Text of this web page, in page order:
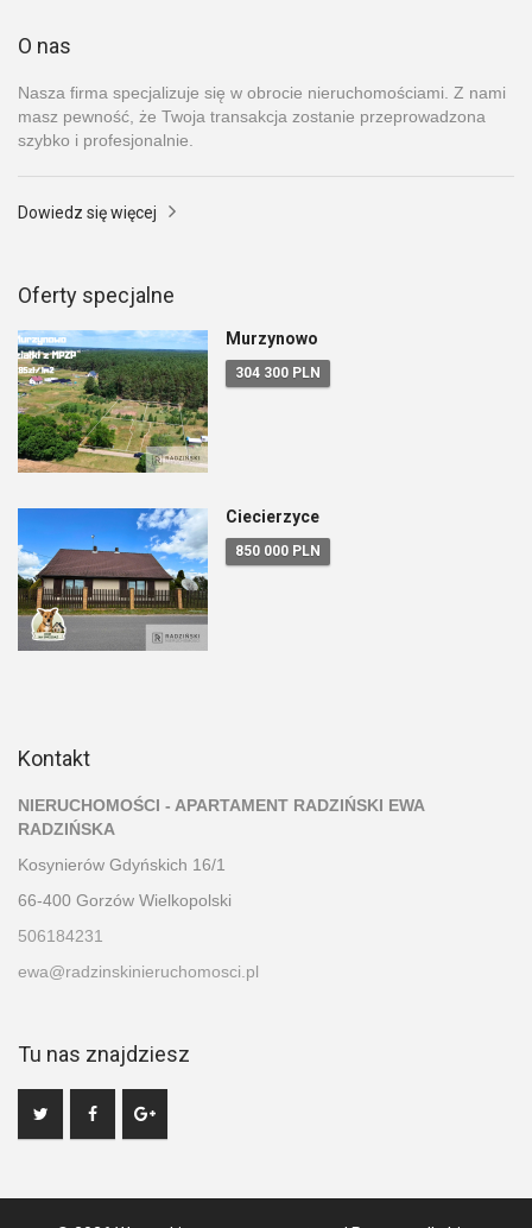
O nas
Nasza firma specjalizuje się w obrocie nieruchomościami. Z nami
masz pewność, że Twoja transakcja zostanie przeprowadzona
szybko i profesjonalnie.
Dowiedz się więcej
Oferty specjalne
Murzynowo
304 300 PLN
Ciecierzyce
850 000 PLN
Kontakt
NIERUCHOMOŚCI - APARTAMENT RADZIŃSKI EWA
RADZIŃSKA
Kosynierów Gdyńskich 16/1
66-400 Gorzów Wielkopolski
506184231
ewa@radzinskinieruchomosci.pl
Tu nas znajdziesz